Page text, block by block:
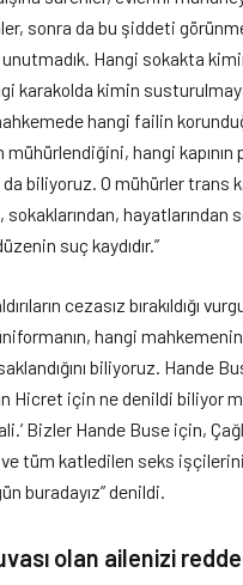
sonra da bu şiddeti
Hangi sokakta
karakolda kimin
hangi failin
hangi kapının
da biliyoruz. O mühürler trans
hayatlarından
suç kaydıdır.”
cezasız bırakıldığı
hangi
biliyoruz. Hande
Hicret için ne denildi biliyor
Bizler Hande Buse için,
tüm katledilen seks
buradayız” denildi.
olan ailenizi